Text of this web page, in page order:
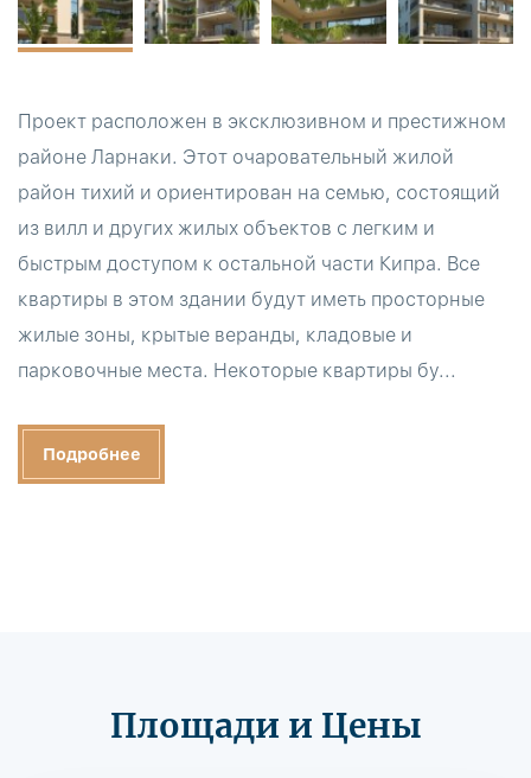
Проект расположен в эксклюзивном и престижном
районе Ларнаки. Этот очаровательный жилой
район тихий и ориентирован на семью, состоящий
из вилл и других жилых объектов с легким и
быстрым доступом к остальной части Кипра. Все
квартиры в этом здании будут иметь просторные
жилые зоны, крытые веранды, кладовые и
парковочные места. Некоторые квартиры бу...
Подробнее
Площади и Цены